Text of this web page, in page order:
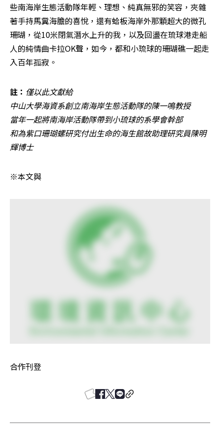
些南海岸生態活動隊年輕、理想、純真無邪的笑容，夾雜
著手持馬糞海膽的喜悅，還有蛤板海岸外那顆超大的微孔
珊瑚，從10米閉氣潛水上升的我，以及回盪在琉球港走船
人的純情曲卡拉OK聲，如今，都和小琉球的珊瑚礁一起走
入百年孤寂。
註： 僅以此文獻給
中山大學海資系創立南海岸生態活動隊的陳一鳴教授
當年一起將南海岸活動隊帶到小琉球的系學會幹部
和為紫口珊瑚螺研究付出生命的海生館故助理研究員陳明
輝博士
※本文與
合作刊登